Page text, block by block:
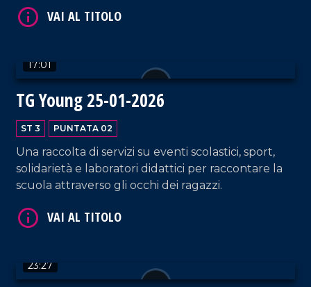
17:01
TG Young 25-01-2026
ST 3 PUNTATA 02
Una raccolta di servizi su eventi scolastici, sport,
solidarietà e laboratori didattici per raccontare la
scuola attraverso gli occhi dei ragazzi.
23:27